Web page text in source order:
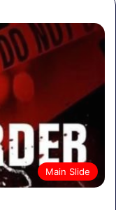
Main Slide